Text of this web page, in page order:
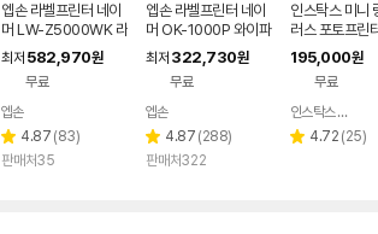
엡손 라벨프린터 네이
머 LW-Z5000WK 라
벨
최저 582,970원
무료
엡손
별
점
4.87 리
뷰
(83)
판매처35
엡손 라벨프린터 네이
머 OK-1000P 와이파
이
최저 322,730원
무료
엡손
별
점
4.87 리
뷰
(288)
판매처322
인스탁스 미니
러스 포토프린
195,000원
무료
인스탁스 스토어
별 4.72 리
(25)